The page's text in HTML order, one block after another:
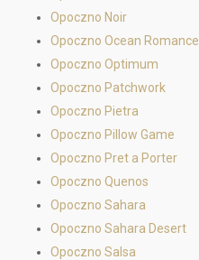
Opoczno Noir
Opoczno Ocean Romance
Opoczno Optimum
Opoczno Patchwork
Opoczno Pietra
Opoczno Pillow Game
Opoczno Pret a Porter
Opoczno Quenos
Opoczno Sahara
Opoczno Sahara Desert
Opoczno Salsa